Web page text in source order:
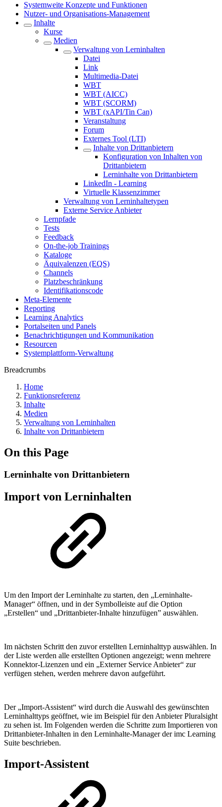
Systemweite Konzepte und Funktionen
Nutzer- und Organisations-Management
Inhalte
Kurse
Medien
Verwaltung von Lerninhalten
Datei
Link
Multimedia-Datei
WBT
WBT (AICC)
WBT (SCORM)
WBT (xAPI/Tin Can)
Veranstaltung
Forum
Externes Tool (LTI)
Inhalte von Drittanbietern
Konfiguration von Inhalten von
Drittanbietern
Lerninhalte von Drittanbietern
LinkedIn - Learning
Virtuelle Klassenzimmer
Verwaltung von Lerninhaltetypen
Externe Service Anbieter
Lernpfade
Tests
Feedback
On-the-job Trainings
Kataloge
Äquivalenzen (EQS)
Channels
Platzbeschränkung
Identifikationscode
Meta-Elemente
Reporting
Learning Analytics
Portalseiten und Panels
Benachrichtigungen und Kommunikation
Resourcen
Systemplattform-Verwaltung
Breadcrumbs
Home
Funktionsreferenz
Inhalte
Medien
Verwaltung von Lerninhalten
Inhalte von Drittanbietern
On this Page
Lerninhalte von Drittanbietern
Import von Lerninhalten
Um den Import der Lerninhalte zu starten, den „Lerninhalte-
Manager“ öffnen, und in der Symbolleiste auf die Option
„Erstellen“ und „Drittanbieter-Inhalte hinzufügen” auswählen.
Im nächsten Schritt den zuvor erstellten Lerninhalttyp auswählen. In
der Liste werden alle erstellten Optionen angezeigt; wenn mehrere
Konnektor-Lizenzen und ein „Externer Service Anbieter“ zur
verfügen stehen, werden mehrere davon aufgeführt.
Der „Import-Assistent“ wird durch die Auswahl des gewünschten
Lerninhalttyps geöffnet, wie im Beispiel für den Anbieter Pluralsight
zu sehen ist. Im Folgenden werden die Schritte zum Importieren von
Drittanbieter-Inhalten in den Lerninhalte-Manager der imc Learning
Suite beschrieben.
Import-Assistent